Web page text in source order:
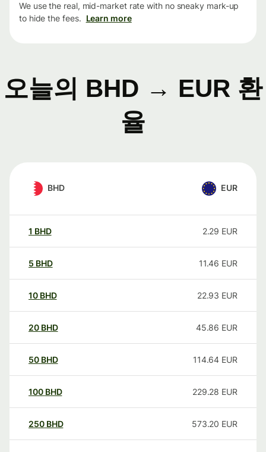
We use the real, mid-market rate with no sneaky mark-up
to hide the fees. Learn more
오늘의 BHD → EUR 환
율
BHD EUR
1 BHD 2.29 EUR
5 BHD 11.46 EUR
10 BHD 22.93 EUR
20 BHD 45.86 EUR
50 BHD 114.64 EUR
100 BHD 229.28 EUR
250 BHD 573.20 EUR